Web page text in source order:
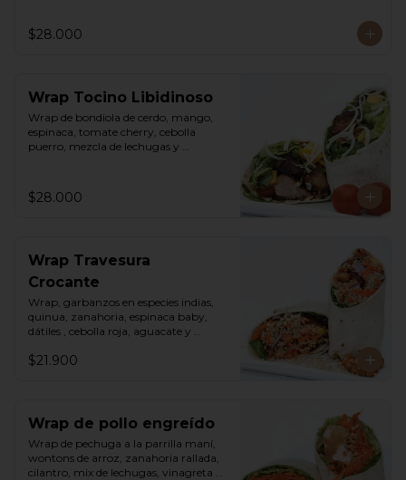
$28.000
Wrap Tocino Libidinoso
Wrap de bondiola de cerdo, mango,
espinaca, tomate cherry, cebolla
puerro, mezcla de lechugas y
$28.000
Wrap Travesura
Crocante
Wrap, garbanzos en especies indias,
quinua, zanahoria, espinaca baby,
dátiles , cebolla roja, aguacate y
$21.900
Wrap de pollo engreído
Wrap de pechuga a la parrilla maní,
wontons de arroz, zanahoria rallada,
cilantro, mix de lechugas, vinagreta